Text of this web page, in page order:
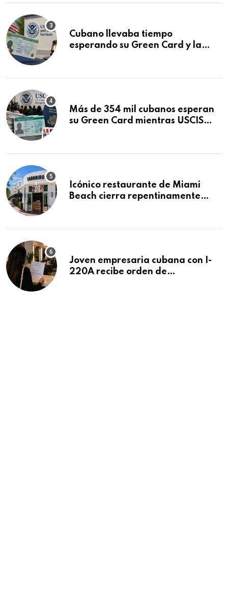
Cubano llevaba tiempo
esperando su Green Card y la
Más de 354 mil cubanos esperan
su Green Card mientras USCIS
Icónico restaurante de Miami
Beach cierra repentinamente
Joven empresaria cubana con I-
220A recibe orden de